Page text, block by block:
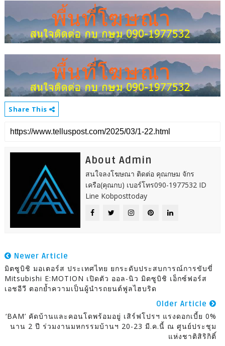
Share This
About Admin
สนใจลงโฆษณา ติดต่อ คุณกษม จักร
เครือ(คุณกบ) เบอร์โทร090-1977532 ID
Line Kobposttoday
Newer Article
มิตซูบิชิ มอเตอร์ส ประเทศไทย ยกระดับประสบการณ์การขับขี่
Mitsubishi E:MOTION เปิดตัว ออล-นิว มิตซูบิชิ เอ็กซ์ฟอร์ส
เอชอีวี ตอกย้ำความเป็นผู้นำรถยนต์ฟูลไฮบริด
Older Article
‘BAM’ คัดบ้านและคอนโดพร้อมอยู่ เสิร์ฟโปรฯ แรงดอกเบี้ย 0%
นาน 2 ปี ร่วมงานมหกรรมบ้านฯ 20-23 มี.ค.นี้ ณ ศูนย์ประชุม
แห่งชาติสิริกิติ์